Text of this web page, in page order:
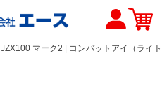
JZX100 マーク2 | コンバットアイ（ライ